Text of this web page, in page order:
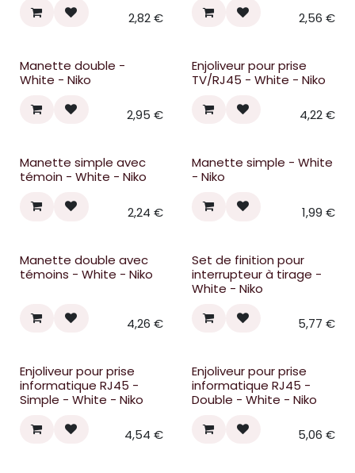
2,82€ 2,56 €
Manette double -
White - Niko
2,95 €
Enjoliveur pour prise
TV/RJ45 - White - Niko
4,22€
Manette simple avec
témoin - White - Niko
2,24 €
Manette simple - White
- Niko
1,99 €
Manette double avec
témoins - White - Niko
4,26 €
Set de finition pour
interrupteur à tirage -
White - Niko
5,77 €
Enjoliveur pour prise
informatique RJ45 -
Simple - White - Niko
4,54 €
Enjoliveur pour prise
informatique RJ45 -
Double - White - Niko
5,06 €